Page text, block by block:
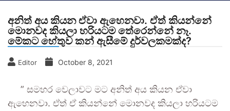
අනිත් අය කියන ඒවා ඇහෙනවා. ඒත් කියන්නේ
මොනවද කියලා හරියටම තේරෙන්නේ නෑ.
මේකට හේතුව කන් ඇසීමේ දුර්වලකමක්ද?
Editor October 8, 2021
” සමහර වෙලාවට මට අනිත් අය කියන ඒවා
ඇහෙනවා. ඒත් ඒ කියන්නේ මොනවද කියලා හරියටම